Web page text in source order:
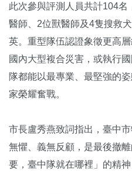
此次參與評測人員共計104
醫師、2位獸醫師及4隻搜救
英。重型隊伍認證象徵更高
國內大型複合災害，或執行
隊都能以最專業、最堅強的
家榮耀奮戰。
市長盧秀燕致詞指出，臺中
無懼、義無反顧，是最後撤
要，臺中隊就在哪裡」的精